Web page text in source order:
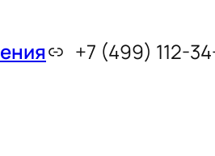
+7 (499) 112-